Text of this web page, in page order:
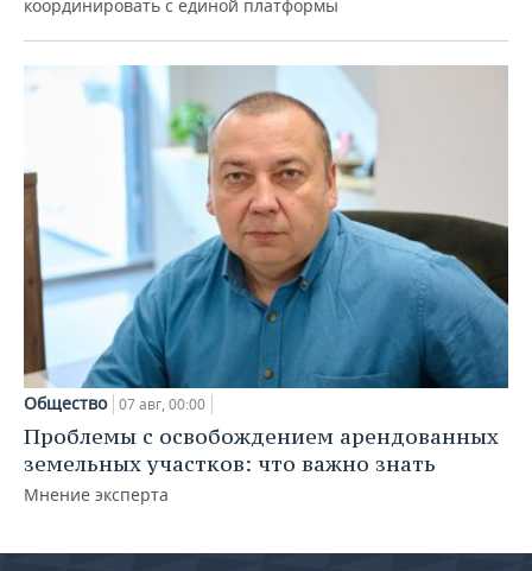
координировать с единой платформы
Общество 07 авг, 00:00
Проблемы с освобождением арендованных
земельных участков: что важно знать
Мнение эксперта